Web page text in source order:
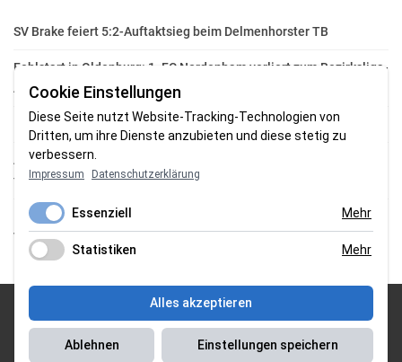
SV Brake feiert 5:2-Auftaktsieg beim Delmenhorster TB
Fehlstart in Oldenburg: 1. FC Nordenham verliert zum Bezirksliga-
Auftakt
Fußball in der Wesermarsch: Die Bilder vom Wochenende
Aufstieg geschafft: HSG-Unterweser-C-Jugend macht sich bereit
für die Oberliga
HSG Unterweser startet mit neuem Torwarttrainer in die
Vorbereitung
© 2026 Sportgasm . All Rights Reserved.
Unser Team|Impressum Datenschutzerklärung|Magazin Saison
Cookie Einstellungen
Diese Seite nutzt Website-Tracking-Technologien von
Dritten, um ihre Dienste anzubieten und diese stetig zu
verbessern.
Impressum Datenschutzerklärung
Essenziell Mehr
Statistiken Mehr
Ablehnen Einstellungen speichern
Alles akzeptieren